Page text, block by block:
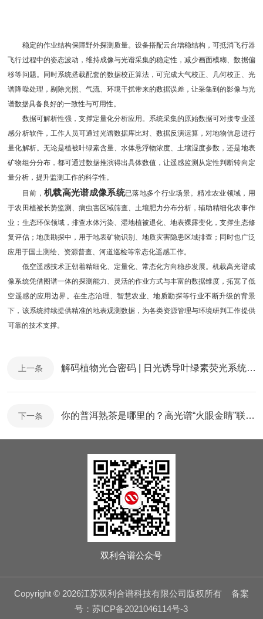
稳定的作业结构保障野外探测质量。设备搭配云台增稳结构，可抵消飞行器
飞行过程中的姿态波动，维持成像与光谱采集的稳定性，减少画面模糊、数据偏
移等问题。同时系统搭载配套的数据校正算法，可完成大气校正、几何校正、光
谱降噪处理，剔除光照、气流、环境干扰带来的数据误差，让采集到的影像与光
谱数据具备良好的一致性与可用性。
数据可解析性强，支撑定量化分析应用。系统采集的原始数据可对接专业遥
感分析软件，工作人员可通过光谱数据库比对、数据反演运算，对地物信息进行
量化解析。无论是植被叶绿素含量、水体悬浮物浓度、土壤湿度参数，还是地表
矿物组分分布，都可通过数据推演得出具体数值，让遥感监测从定性判断转向定
量分析，提升监测工作的科学性。
目前，机载高光谱成像系统已落地多个行业场景。精准农业领域，用
于农田植被长势监测、病虫害区域筛查、土壤肥力分布分析，辅助精细化农事作
业；生态环保领域，排查水体污染、湿地植被退化、地表裸露变化，支撑生态修
复评估；地质勘探中，用于地表矿物识别、地质灾害隐患区域排查；同时也广泛
应用于国土测绘、资源普查、河道巡检等常态化遥感工作。
低空遥感技术正朝着精细化、定量化、常态化方向稳步发展。机载高光谱成
像系统凭借图谱一体的探测能力、灵活的作业方式与丰富的数据维度，拓宽了低
空遥感的应用边界。在生态治理、智慧农业、地质勘探等行业不断升级的背景
下，该系统持续提供精准的地表观测数据，为各类资源管理与环境研判工作提供
可靠的技术支撑。
上一条 解码植物光合密码 | 日光诱导叶绿素荧光系统重塑生态与农业监测
下一条 你的普洱熟茶是哪里的？高光谱“火眼金睛”联手卷积神经网络，一测便知
双利合谱公众号
Copyright © 2026江苏双利合谱科技有限公司版权所有 备案
号：苏ICP备2021046114号-3